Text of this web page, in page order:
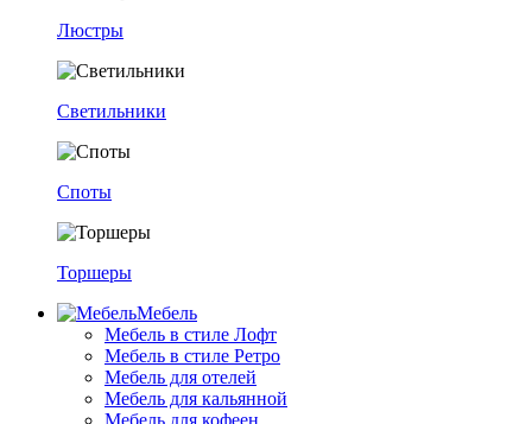
Люстры
Светильники
Споты
Торшеры
Мебель
Мебель в стиле Лофт
Мебель в стиле Ретро
Мебель для отелей
Мебель для кальянной
Мебель для кофеен